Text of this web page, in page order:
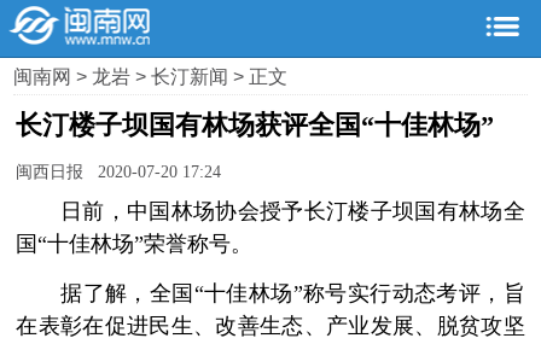
闽南网>龙岩>长汀新闻> 正文
长汀楼子坝国有林场获评全国“十佳林场”
闽西日报 2020-07-20 17:24
日前，中国林场协会授予长汀楼子坝国有林场全
国“十佳林场”荣誉称号。
据了解，全国“十佳林场”称号实行动态考评，旨
在表彰在促进民生、改善生态、产业发展、脱贫攻坚